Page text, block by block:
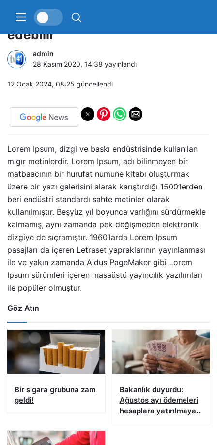
Fransa Brexit anlaşmasını veto
edebilir
admin
28 Kasım 2020, 14:38 yayınlandı
12 Ocak 2024, 08:25 güncellendi
Lorem Ipsum, dizgi ve baskı endüstrisinde kullanılan
mıgır metinlerdir. Lorem Ipsum, adı bilinmeyen bir
matbaacının bir hurufat numune kitabı oluşturmak
üzere bir yazı galerisini alarak karıştırdığı 1500’lerden
beri endüstri standardı sahte metinler olarak
kullanılmıştır. Beşyüz yıl boyunca varlığını sürdürmekle
kalmamış, aynı zamanda pek değişmeden elektronik
dizgiye de sıçramıştır. 1960’larda Lorem Ipsum
pasajları da içeren Letraset yapraklarının yayınlanması
ile ve yakın zamanda Aldus PageMaker gibi Lorem
Ipsum sürümleri içeren masaüstü yayıncılık yazılımları
ile popüler olmuştur.
Göz Atın
Bir sigara grubuna zam
geldi!
Bakanlık duyurdu:
Ağustos ayı ödemeleri
hesaplara yatırılmaya